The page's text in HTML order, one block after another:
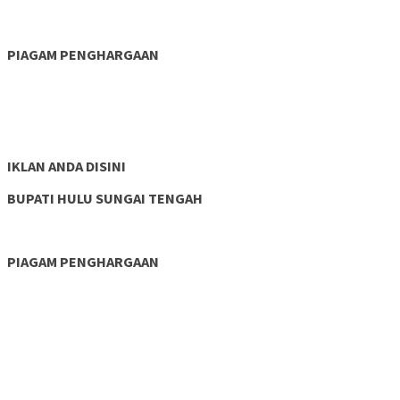
PIAGAM PENGHARGAAN
IKLAN ANDA DISINI
BUPATI HULU SUNGAI TENGAH
PIAGAM PENGHARGAAN